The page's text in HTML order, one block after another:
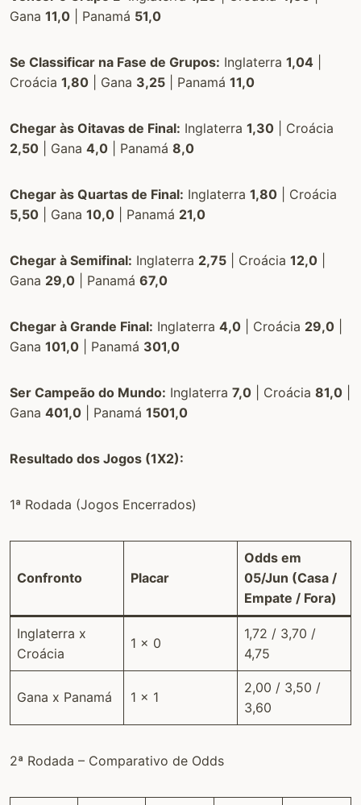
Gana 11,0 | Panamá 51,0
Se Classificar na Fase de Grupos: Inglaterra 1,04
Croácia 1,80 | Gana 3,25 | Panamá 11,0
Chegar às Oitavas de Final: Inglaterra 1,30 | Croácia
2,50 | Gana 4,0 | Panamá 8,0
Chegar às Quartas de Final: Inglaterra 1,80 | Croácia
5,50 | Gana 10,0 | Panamá 21,0
Chegar à Semifinal: Inglaterra 2,75 | Croácia 12,0
Gana 29,0 | Panamá 67,0
Chegar à Grande Final: Inglaterra 4,0 | Croácia 29,0
Gana 101,0 | Panamá 301,0
Ser Campeão do Mundo: Inglaterra 7,0 | Croácia 81,0
Gana 401,0 | Panamá 1501,0
Resultado dos Jogos (1X2):
1ª Rodada (Jogos Encerrados)
Confronto Placar
Odds em
05/Jun (Casa /
Empate / Fora)
Inglaterra x
Croácia
1 x 0
1,72 / 3,70 /
4,75
Gana x Panamá 1 x 1
2,00 / 3,50 /
3,60
2ª Rodada – Comparativo de Odds